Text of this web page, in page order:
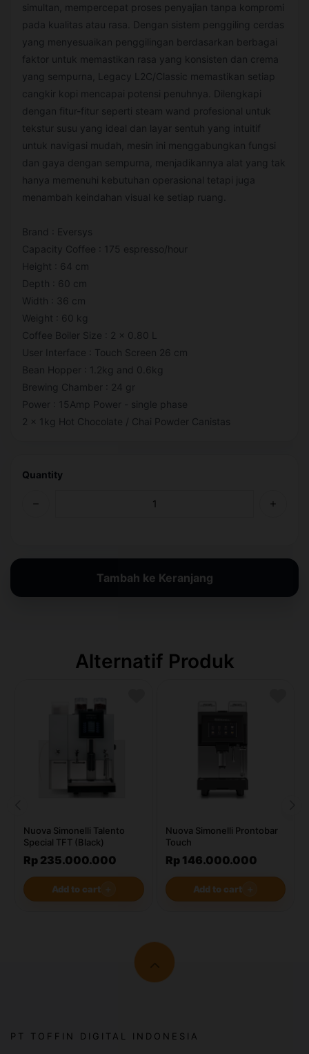
simultan, mempercepat proses penyajian tanpa kompromi
pada kualitas atau rasa. Dengan sistem penggiling cerdas
yang menyesuaikan penggilingan berdasarkan berbagai
faktor untuk memastikan rasa yang konsisten dan crema
yang sempurna, Legacy L2C/Classic memastikan setiap
cangkir kopi mencapai potensi penuhnya. Dilengkapi
dengan fitur-fitur seperti steam wand profesional untuk
tekstur susu yang ideal dan layar sentuh yang intuitif
untuk navigasi mudah, mesin ini menggabungkan fungsi
dan gaya dengan sempurna, menjadikannya alat yang tak
hanya memenuhi kebutuhan operasional tetapi juga
menambah keindahan visual ke setiap ruang.
Brand : Eversys
Capacity Coffee : 175 espresso/hour
Height : 64 cm
Depth : 60 cm
Width : 36 cm
Weight : 60 kg
Coffee Boiler Size : 2 x 0.80 L
User Interface : Touch Screen 26 cm
Bean Hopper : 1.2kg and 0.6kg
Brewing Chamber : 24 gr
Power : 15Amp Power - single phase
2 x 1kg Hot Chocolate / Chai Powder Canistas
Quantity
Tambah ke Keranjang
Alternatif Produk
Nuova Simonelli Talento
Special TFT (Black)
Rp 235.000.000
Add to cart ＋
Nuova Simonelli Prontobar
Touch
Rp 146.000.000
Add to cart ＋
PT TOFFIN DIGITAL INDONESIA